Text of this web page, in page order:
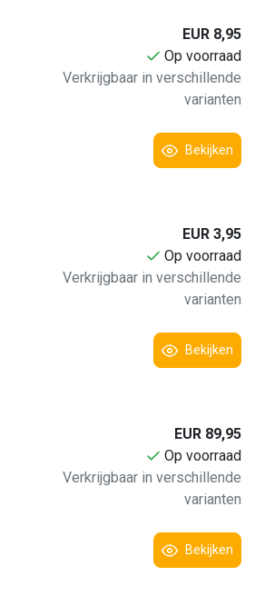
EUR 8,95
Op voorraad
Verkrijgbaar in verschillende
varianten
Bekijken
EUR 3,95
Op voorraad
Verkrijgbaar in verschillende
varianten
Bekijken
EUR 89,95
Op voorraad
Verkrijgbaar in verschillende
varianten
Bekijken